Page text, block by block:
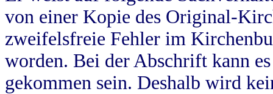
von einer Kopie des Original-
zweifelsfreie Fehler im
worden. Bei der Abschrift kann
gekommen sein. Deshalb wird